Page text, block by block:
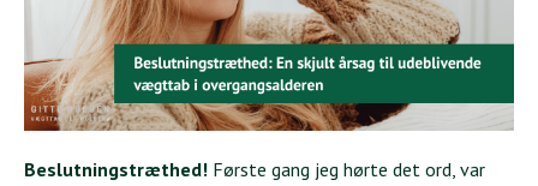
Beslutningstræthed! Første gang jeg hørte det ord, var